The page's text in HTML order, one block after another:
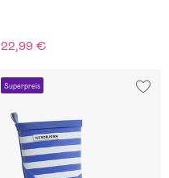
22,99 €
Superpreis